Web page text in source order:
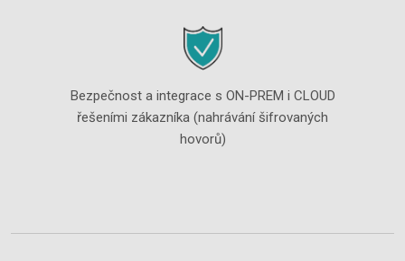
Bezpečnost a integrace s ON-PREM i CLOUD
řešeními zákazníka (nahrávání šifrovaných
hovorů)